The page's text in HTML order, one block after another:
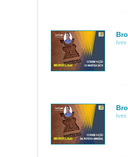
Ives
Ives